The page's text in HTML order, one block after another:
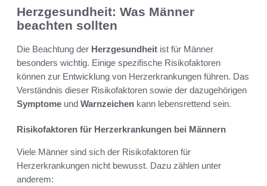
Herzgesundheit: Was Männer
beachten sollten
Die Beachtung der Herzgesundheit ist für Männer
besonders wichtig. Einige spezifische Risikofaktoren
können zur Entwicklung von Herzerkrankungen führen. Das
Verständnis dieser Risikofaktoren sowie der dazugehörigen
Symptome und Warnzeichen kann lebensrettend sein.
Risikofaktoren für Herzerkrankungen bei Männern
Viele Männer sind sich der Risikofaktoren für
Herzerkrankungen nicht bewusst. Dazu zählen unter
anderem: